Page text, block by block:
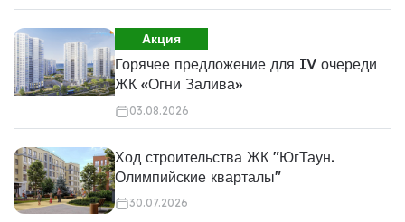
Акция
Горячее предложение для IV очереди
ЖК «Огни Залива»
03.08.2026
Ход строительства ЖК "ЮгТаун.
Олимпийские кварталы"
30.07.2026